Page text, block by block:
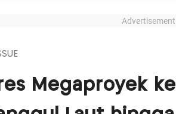
Advertisement
Megaproyek ke